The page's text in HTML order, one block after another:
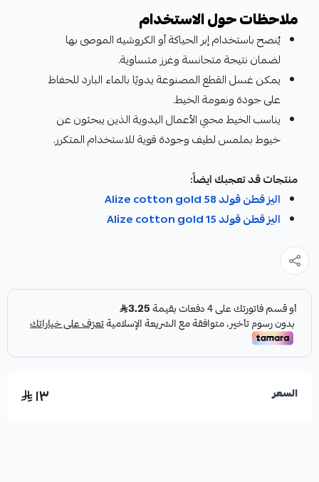
ملاحظات حول الاستخدام
يُنصح باستخدام إبر الحياكة أو الكروشيه الموصى بها
لضمان نتيجة متجانسة وغرز متساوية.
يمكن غسل القطع المصنوعة يدويًا بالماء البارد للحفاظ
على جودة ونعومة الخيط.
يناسب الخيط محبي الأعمال اليدوية الذين يبحثون عن
خيوط بملمس لطيف وجودة قوية للاستخدام المتكرر.
منتجات قد تعجبك ايضاً:
اليز قطن قولد Alize cotton gold 58
اليز قطن قولد Alize cotton gold 15
السعر ١٣